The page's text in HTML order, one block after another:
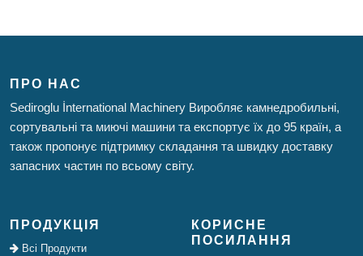
ПРО НАС
Sediroglu İnternational Machinery Виробляє камнедробильні,
сортувальні та миючі машини та експортує їх до 95 країн, а
також пропонує підтримку складання та швидку доставку
запасних частин по всьому світу.
ПРОДУКЦІЯ
Всі Продукти
КОРИСНЕ
ПОСИЛАННЯ